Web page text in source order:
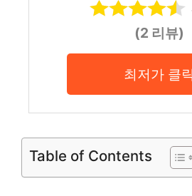
(2 리뷰)
최저가 클릭
Table of Contents